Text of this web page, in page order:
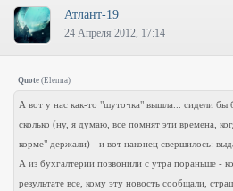
Атлант-19
24 Апреля 2012, 17:14
Quote (Elenna)
А вот у нас как-то "шуточка" вышла... сидели бы
сколько (ну, я думаю, все помнят эти времена,
корме" держали) - и вот наконец свершилось:
А из бухгалтерии позвонили с утра пораньше -
результате все, кому эту новость сообщали,